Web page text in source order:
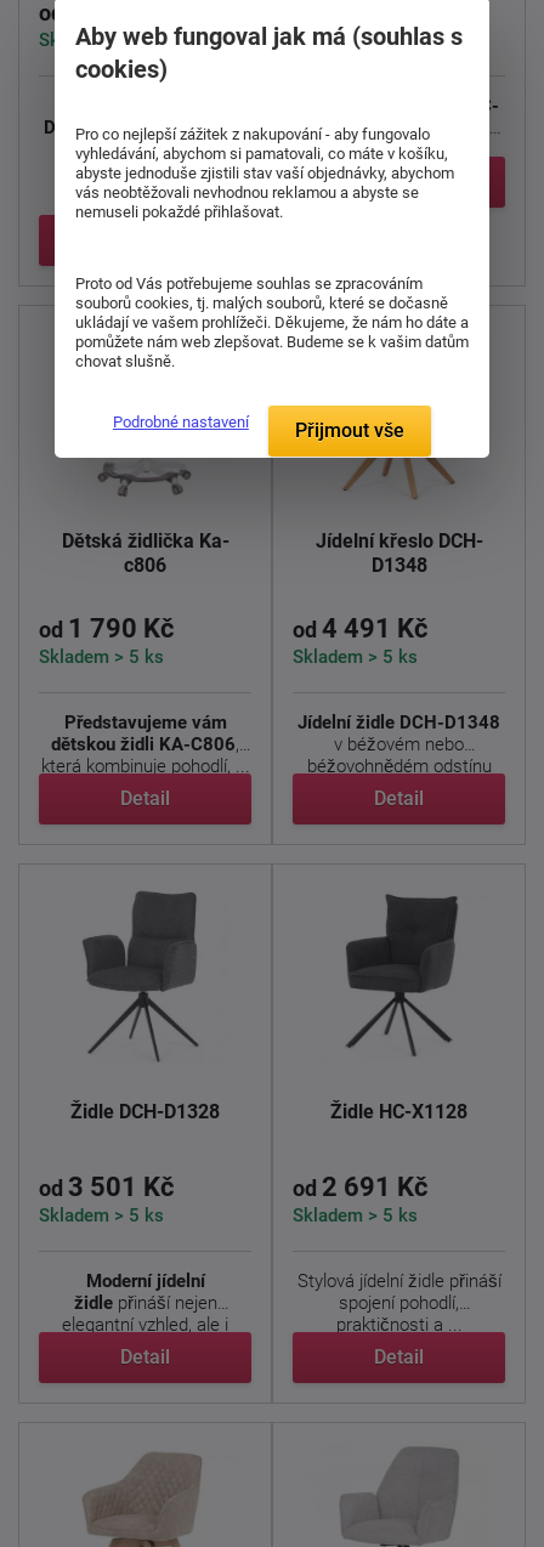
od
Skladem > 5 ks
DCH-425 v industriálním
stylu.
Čalounění ...
Skladem > 5 ks
Moderní jídelní židle HC-
T1130 v industriálním
stylu. Vneste styl a ...
Detail
Dětská židlička Ka-
c806
od 1 790 Kč
Skladem > 5 ks
Představujeme vám
dětskou židli KA-C806,
která kombinuje pohodlí, ...
Detail
Jídelní křeslo DCH-
D1348
od 4 491 Kč
Skladem > 5 ks
Jídelní židle DCH-D1348
v béžovém nebo
béžovohnědém odstínu
nabízí ...
Detail
Židle DCH-D1328
od 3 501 Kč
Skladem > 5 ks
Moderní jídelní
židlepřináší nejen
elegantní vzhled, ale i
praktické ...
Detail
Židle HC-X1128
od 2 691 Kč
Skladem > 5 ks
Stylová jídelní židle přináší
spojení pohodlí,
praktičnosti a ...
Detail
Aby web fungoval jak má (souhlas s
cookies)
Pro co nejlepší zážitek z nakupování - aby fungovalo
vyhledávání, abychom si pamatovali, co máte v košíku,
abyste jednoduše zjistili stav vaší objednávky, abychom
vás neobtěžovali nevhodnou reklamou a abyste se
nemuseli pokaždé přihlašovat.
Proto od Vás potřebujeme souhlas se zpracováním
souborů cookies, tj. malých souborů, které se dočasně
ukládají ve vašem prohlížeči. Děkujeme, že nám ho dáte a
pomůžete nám web zlepšovat. Budeme se k vašim datům
chovat slušně.
Podrobné nastavení Přijmout vše